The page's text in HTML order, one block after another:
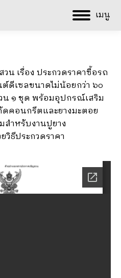
เมนู
น เรื่อง ประกวดราคาซื้อรถ
ดีเซลขนาดไม่น้อยกว่า ๖๐
น ๑ ชุด พร้อมอุปกรณ์เสริม
คอนกรีตและยางมะตอย
สำหรับงานปูยาง
วิธีประกวดราคา